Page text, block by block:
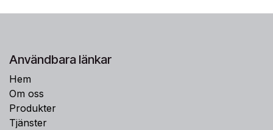
Användbara länkar
Hem
Om oss
Produkter
Tjänster